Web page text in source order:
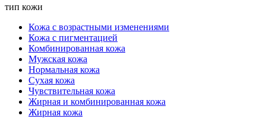
тип кожи
Кожа с возрастными изменениями
Кожа с пигментацией
Комбинированная кожа
Мужская кожа
Нормальная кожа
Сухая кожа
Чувствительная кожа
Жирная и комбинированная кожа
Жирная кожа